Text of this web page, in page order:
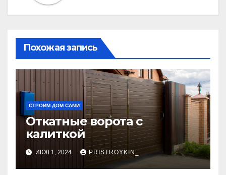
Похожая запись
СТРОИМ ДОМ САМИ
Откатные ворота с
калиткой
ИЮЛ 1, 2024 PRISTROYKIN_